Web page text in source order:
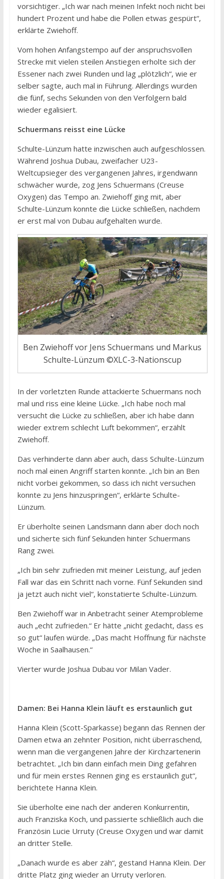
vorsichtiger. „Ich war nach meinen Infekt noch nicht bei
hundert Prozent und habe die Pollen etwas gespürt“,
erklärte Zwiehoff.
Vom hohen Anfangstempo auf der anspruchsvollen
Strecke mit vielen steilen Anstiegen erholte sich der
Essener nach zwei Runden und lag „plötzlich“, wie er
selber sagte, auch mal in Führung. Allerdings wurden
die fünf, sechs Sekunden von den Verfolgern bald
wieder egalisiert.
Schuermans reisst eine Lücke
Schulte-Lünzum hatte inzwischen auch aufgeschlossen.
Während Joshua Dubau, zweifacher U23-
Weltcupsieger des vergangenen Jahres, irgendwann
schwächer wurde, zog Jens Schuermans (Creuse
Oxygen) das Tempo an. Zwiehoff ging mit, aber
Schulte-Lünzum konnte die Lücke schließen, nachdem
er erst mal von Dubau aufgehalten wurde.
Ben Zwiehoff vor Jens Schuermans und Markus
Schulte-Lünzum ©XLC-3-Nationscup
In der vorletzten Runde attackierte Schuermans noch
mal und riss eine kleine Lücke. „Ich habe noch mal
versucht die Lücke zu schließen, aber ich habe dann
wieder extrem schlecht Luft bekommen“, erzählt
Zwiehoff.
Das verhinderte dann aber auch, dass Schulte-Lünzum
noch mal einen Angriff starten konnte. „Ich bin an Ben
nicht vorbei gekommen, so dass ich nicht versuchen
konnte zu Jens hinzuspringen“, erklärte Schulte-
Lünzum.
Er überholte seinen Landsmann dann aber doch noch
und sicherte sich fünf Sekunden hinter Schuermans
Rang zwei.
„Ich bin sehr zufrieden mit meiner Leistung, auf jeden
Fall war das ein Schritt nach vorne. Fünf Sekunden sind
ja jetzt auch nicht viel“, konstatierte Schulte-Lünzum.
Ben Zwiehoff war in Anbetracht seiner Atemprobleme
auch „echt zufrieden.“ Er hätte „nicht gedacht, dass es
so gut“ laufen würde. „Das macht Hoffnung für nächste
Woche in Saalhausen.“
Vierter wurde Joshua Dubau vor Milan Vader.
Damen: Bei Hanna Klein läuft es erstaunlich gut
Hanna Klein (Scott-Sparkasse) begann das Rennen der
Damen etwa an zehnter Position, nicht überraschend,
wenn man die vergangenen Jahre der Kirchzartenerin
betrachtet. „Ich bin dann einfach mein Ding gefahren
und für mein erstes Rennen ging es erstaunlich gut“,
berichtete Hanna Klein.
Sie überholte eine nach der anderen Konkurrentin,
auch Franziska Koch, und passierte schließlich auch die
Französin Lucie Urruty (Creuse Oxygen und war damit
an dritter Stelle.
„Danach wurde es aber zäh“, gestand Hanna Klein. Der
dritte Platz ging wieder an Urruty verloren.